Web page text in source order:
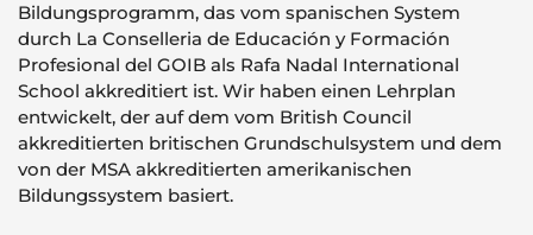
Bildungsprogramm, das vom spanischen System
durch La Conselleria de Educación y Formación
Profesional del GOIB als Rafa Nadal International
School akkreditiert ist. Wir haben einen Lehrplan
entwickelt, der auf dem vom British Council
akkreditierten britischen Grundschulsystem und dem
von der MSA akkreditierten amerikanischen
Bildungssystem basiert.